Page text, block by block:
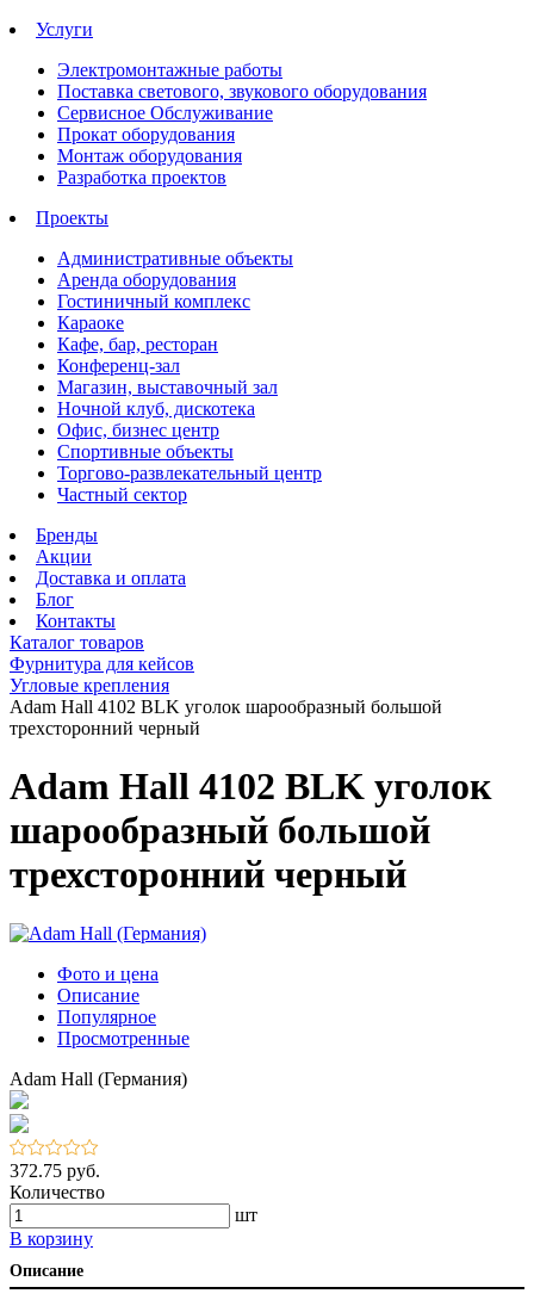
Услуги
Электромонтажные работы
Поставка светового, звукового оборудования
Сервисное Обслуживание
Прокат оборудования
Монтаж оборудования
Разработка проектов
Проекты
Административные объекты
Аренда оборудования
Гостиничный комплекс
Караоке
Кафе, бар, ресторан
Конференц-зал
Магазин, выставочный зал
Ночной клуб, дискотека
Офис, бизнес центр
Спортивные объекты
Торгово-развлекательный центр
Частный сектор
Бренды
Акции
Доставка и оплата
Блог
Контакты
Каталог товаров
Фурнитура для кейсов
Угловые крепления
Adam Hall 4102 BLK уголок шарообразный большой
трехсторонний черный
Adam Hall 4102 BLK уголок
шарообразный большой
трехсторонний черный
Фото и цена
Описание
Популярное
Просмотренные
Adam Hall (Германия)
372.75 руб.
Количество
шт
В корзину
Описание